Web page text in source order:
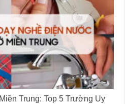
Trung: Top 5 Trường Uy